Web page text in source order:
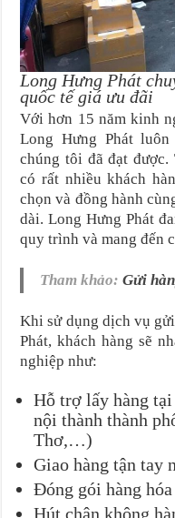
Long Hưng Phát
quốc tế giá ưu đãi
Với hơn 15 năm kinh
Long Hưng Phát
chúng tôi đã đạt được.
có rất nhiều khách
chọn và đồng hành
dài. Long Hưng Phát
quy trình và mang đến
Tham khảo:Gửi
Khi sử dụng dịch vụ
Phát, khách hàng sẽ
nghiệp như:
Hỗ trợ lấy hàng
nội thành thành
Thơ,…)
Giao hàng tận tay
Đóng gói hàng
Hút chân không